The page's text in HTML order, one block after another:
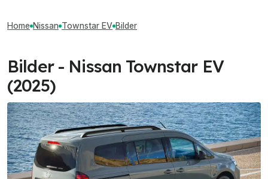
Home Nissan Townstar EV Bilder
Bilder - Nissan Townstar EV
(2025)